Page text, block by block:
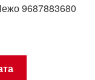
9687883680